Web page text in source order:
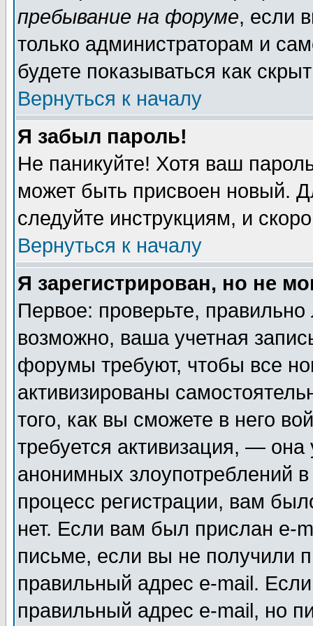
пребывание на форуме, если
только администраторам и
будете показываться как
Вернуться к началу
Я забыл пароль!
Не паникуйте! Хотя ваш
может быть присвоен новый.
следуйте инструкциям, и
Вернуться к началу
Я зарегистрирован, но не
Первое: проверьте,
возможно, ваша учетная
форумы требуют, чтобы все
активизированы
того, как вы сможете в него
требуется активизация, —
анонимных злоупотреблений
процесс регистрации, вам
нет. Если вам был прислан e-
письме, если вы не получили
правильный адрес e-mail.
правильный адрес e-mail, но